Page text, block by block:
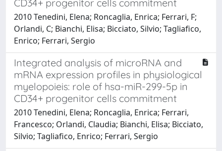
CD34+ progenitor cells commitment
2010 Tenedini, Elena; Roncaglia, Enrica; Ferrari, F;
Orlandi, C; Bianchi, Elisa; Bicciato, Silvio; Tagliafico,
Enrico; Ferrari, Sergio
Integrated analysis of microRNA and
mRNA expression profiles in physiological
myelopoieis: role of hsa-miR-299-5p in
CD34+ progenitor cells commitment
2010 Tenedini, Elena; Roncaglia, Enrica; Ferrari,
Francesco; Orlandi, Claudia; Bianchi, Elisa; Bicciato,
Silvio; Tagliafico, Enrico; Ferrari, Sergio